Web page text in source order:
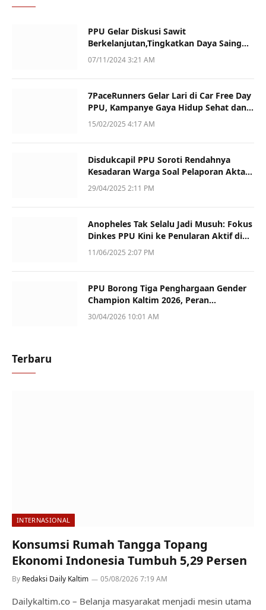
PPU Gelar Diskusi Sawit
Berkelanjutan,Tingkatkan Daya Saing
dan Kualitas
07/11/2024 3:21 AM
7PaceRunners Gelar Lari di Car Free Day
PPU, Kampanye Gaya Hidup Sehat dan
Dukung UMKM
15/02/2025 4:17 AM
Disdukcapil PPU Soroti Rendahnya
Kesadaran Warga Soal Pelaporan Akta
Kematian
29/04/2025 2:11 PM
Anopheles Tak Selalu Jadi Musuh: Fokus
Dinkes PPU Kini ke Penularan Aktif di
Sotek
11/06/2025 2:07 PM
PPU Borong Tiga Penghargaan Gender
Champion Kaltim 2026, Peran
Perempuan Jadi Sorotan
30/04/2026 10:01 AM
Terbaru
INTERNASIONAL
Konsumsi Rumah Tangga Topang
Ekonomi Indonesia Tumbuh 5,29 Persen
By Redaksi Daily Kaltim 05/08/2026 7:19 AM
Dailykaltim.co – Belanja masyarakat menjadi mesin utama